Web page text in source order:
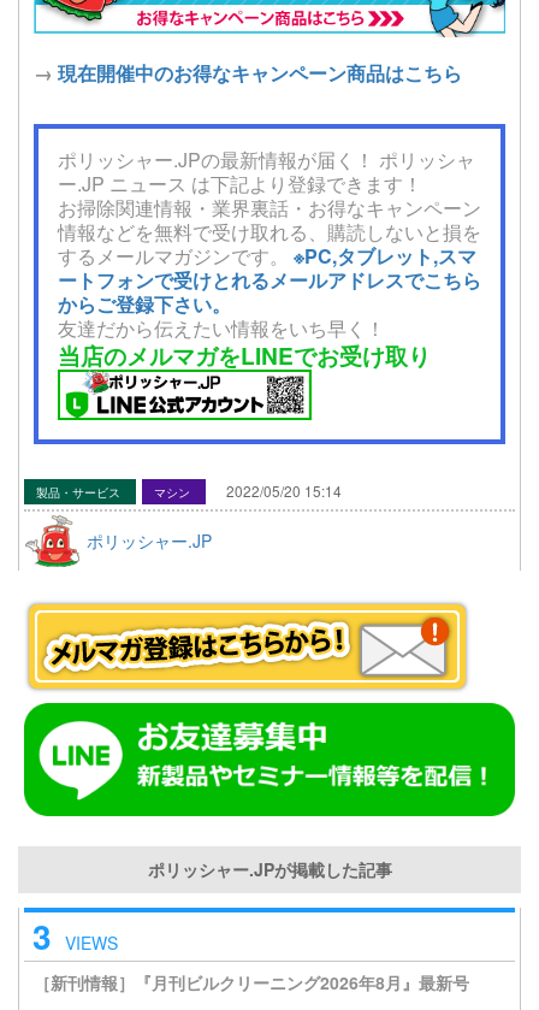
→ 現在開催中のお得なキャンペーン商品はこちら
ポリッシャー.JPの最新情報が届く！ ポリッシャ
ー.JP ニュース は下記より登録できます！
お掃除関連情報・業界裏話・お得なキャンペーン
情報などを無料で受け取れる、購読しないと損を
するメールマガジンです。 ※PC,タブレット,スマ
ートフォンで受けとれるメールアドレスでこちら
からご登録下さい。
友達だから伝えたい情報をいち早く！
当店のメルマガをLINEでお受け取り
製品・サービス マシン 2022/05/20 15:14
ポリッシャー.JP
ポリッシャー.JPが掲載した記事
3 VIEWS
［新刊情報］『月刊ビルクリーニング2026年8月』最新号